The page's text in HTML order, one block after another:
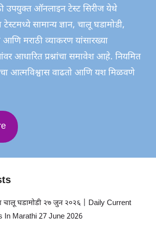
उपयुक्त ऑनलाइन टेस्ट सिरीज येथे
सामान्य ज्ञान, चालू घडामोडी,
आणि मराठी व्याकरण यांसारख्या
आधारित प्रश्नांचा समावेश आहे. नियमित
आत्मविश्वास वाढतो आणि यश मिळवणे
चालू घडामोडी २७ जुन २०२६ | Daily Current
In Marathi 27 June 2026